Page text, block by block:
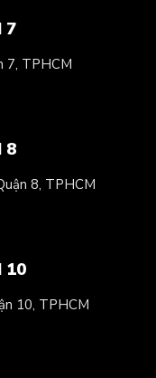
7
7, TPHCM
8
8, TPHCM
10
10, TPHCM